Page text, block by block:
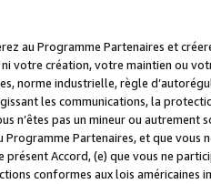
au Programme Partenaires et
votre création, votre maintien ou
norme industrielle, règle
les communications, la
pas un mineur ou autrement
Partenaires, et que
Accord, (e) que vous ne
conformes aux lois